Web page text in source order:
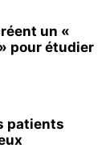
un «
pour étudier
patients